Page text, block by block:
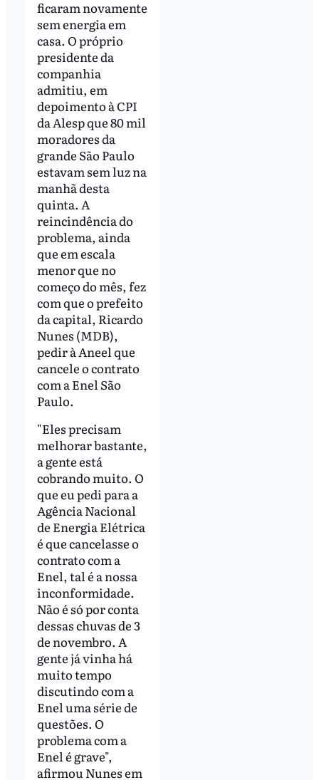
ficaram novamente
sem energia em
casa. O próprio
presidente da
companhia
admitiu, em
depoimento à CPI
da Alesp que 80 mil
moradores da
grande São Paulo
estavam sem luz na
manhã desta
quinta. A
reincindência do
problema, ainda
que em escala
menor que no
começo do mês, fez
com que o prefeito
da capital, Ricardo
Nunes (MDB),
pedir à Aneel que
cancele o contrato
com a Enel São
Paulo.
"Eles precisam
melhorar bastante,
a gente está
cobrando muito. O
que eu pedi para a
Agência Nacional
de Energia Elétrica
é que cancelasse o
contrato com a
Enel, tal é a nossa
inconformidade.
Não é só por conta
dessas chuvas de 3
de novembro. A
gente já vinha há
muito tempo
discutindo com a
Enel uma série de
questões. O
problema com a
Enel é grave",
afirmou Nunes em